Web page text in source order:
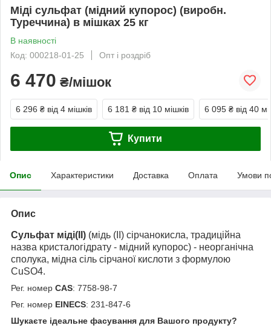
Міді сульфат (мідний купорос) (виробн.
Туреччина) в мішках 25 кг
В наявності
Код: 000218-01-25
Опт і роздріб
6 470 ₴/мішок
6 296 ₴ від 4 мішків 6 181 ₴ від 10 мішків 6 095 ₴ від 40
Купити
Опис Характеристики Доставка Оплата Умови
Опис
Сульфат міді(II) (мідь (II) сірчанокисла, традиційна
назва кристалогідрату - мідний купорос) - неорганічна
сполука, мідна сіль сірчаної кислоти з формулою
CuSO4.
Рег. номер CAS: 7758-98-7
Рег. номер EINECS: 231-847-6
Шукаєте ідеальне фасування для Вашого продукту?